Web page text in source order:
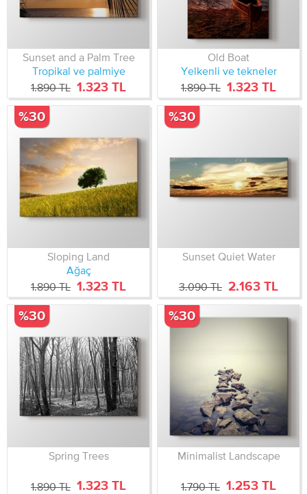
Sunset and a Palm Tree
Tropikal ve palmiye
1.890 TL 1.323 TL
Old Boat
Yelkenli ve tekneler
1.890 TL 1.323 TL
Sloping Land
Ağaç
1.890 TL 1.323 TL
%30
Sunset Quiet Water
3.090 TL 2.163 TL
%30
Spring Trees
1.890 TL 1.323 TL
%30
Minimalist Landscape
1.790 TL 1.253 TL
%30